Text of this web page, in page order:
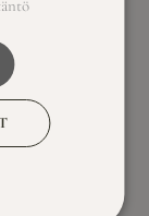
kuten
luo